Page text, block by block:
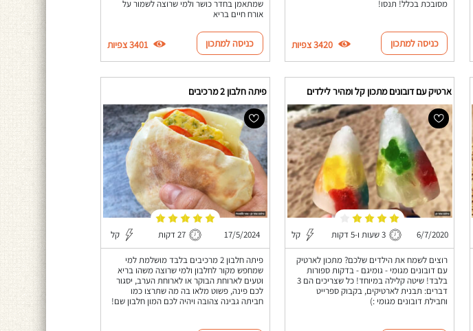
מסובכת בכלל! תנסו!
כניסה למתכון 3420 צפיות
שמתאמן בחדר כושר ולמי שרוצה לשמור על
אורח חיים בריא
כניסה למתכון 3401 צפיות
ארטיק עם דובונים מתכון קל ומהיר לילדים
6/7/2020 3 שעות ו-5 דקות קל
רוצים לשמח את הילדים שלכם? מתכון לארטיק
עם דובונים מגומי - גומיגם - בדקות ספורות
בלבד! שיטה קלילה במיוחד! כל שצריכים הם 3
דברים: תבנית לארטיקים, בקבוק ספרייט
וחבילת דובונים מגומי :)
פיתה חלבון 2 מרכיבים
17/5/2024 27 דקות קל
פיתה חלבון 2 מרכיבים בלבד מושלמת למי
שמחפש מקור לחלבון ולמי שרוצה משהו בריא
וטעים לארוחת הבוקר או לארוחת הערב, יסגור
לכם פינה, פשוט מלאו בה מה שתרצו כמו
חביתה גבינה צהובה ויהיה לכם המון חלבון שם!